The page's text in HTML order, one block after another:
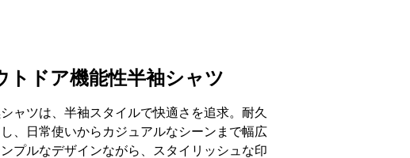
トドア機能性半袖シャツ
ャツは、半袖スタイルで快適さを追求。耐久
、日常使いからカジュアルなシーンまで幅広
プルなデザインながら、スタイリッシュな印